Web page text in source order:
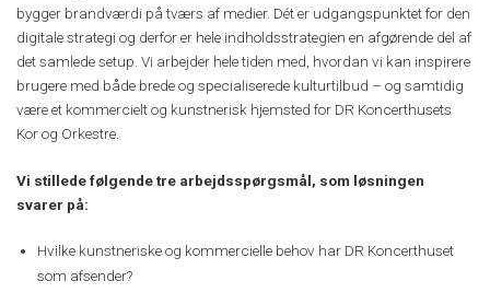
bygger brandværdi på tværs af medier. Dét er udgangspunktet for den
digitale strategi og derfor er hele indholdsstrategien en afgørende del af
det samlede setup. Vi arbejder hele tiden med, hvordan vi kan inspirere
brugere med både brede og specialiserede kulturtilbud – og samtidig
være et kommercielt og kunstnerisk hjemsted for DR Koncerthusets
Kor og Orkestre.
Vi stillede følgende tre arbejdsspørgsmål, som løsningen
svarer på:
Hvilke kunstneriske og kommercielle behov har DR Koncerthuset
som afsender?